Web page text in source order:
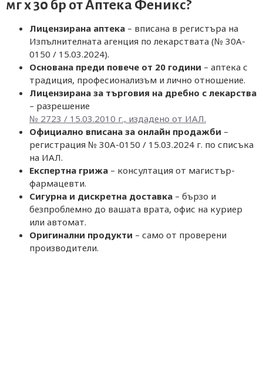
мг х 30 бр отАптека Феникс?
Лицензирана аптека – вписана в регистъра на
Изпълнителната агенция по лекарствата (№ 30A-
0150 / 15.03.2024).
Основана преди повече от 20 години – аптека с
традиция, професионализъм и лично отношение.
Лицензирана за търговия на дребно с лекарства
– разрешение
№ 2723 / 15.03.2010 г., издадено от ИАЛ.
Официално вписана за онлайн продажби –
регистрация № 30A-0150 / 15.03.2024 г. по списъка
на ИАЛ.
Експертна грижа – консултация от магистър-
фармацевти.
Сигурна и дискретна доставка – бързо и
безпроблемно до вашата врата, офис на куриер
или автомат.
Оригинални продукти – само от проверени
производители.